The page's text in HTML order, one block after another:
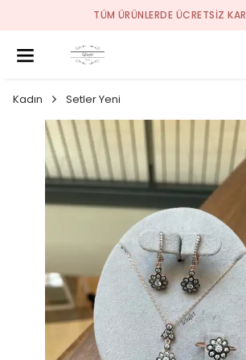
TÜM ÜRÜNLERDE ÜCRETSİZ
Kadın Setler Yeni